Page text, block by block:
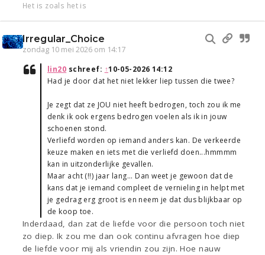
Het is zoals het is
Irregular_Choice
zondag 10 mei 2026 om 14:17
lin20 schreef: ↑10-05-2026 14:12
Had je door dat het niet lekker liep tussen die twee?
Je zegt dat ze JOU niet heeft bedrogen, toch zou ik me
denk ik ook ergens bedrogen voelen als ik in jouw
schoenen stond.
Verliefd worden op iemand anders kan. De verkeerde
keuze maken en iets met die verliefd doen...hmmmm
kan in uitzonderlijke gevallen.
Maar acht (!!) jaar lang... Dan weet je gewoon dat de
kans dat je iemand compleet de vernieling in helpt met
je gedrag erg groot is en neem je dat dus blijkbaar op
de koop toe.
Inderdaad, dan zat de liefde voor die persoon toch niet
zo diep. Ik zou me dan ook continu afvragen hoe diep
de liefde voor mij als vriendin zou zijn. Hoe nauw